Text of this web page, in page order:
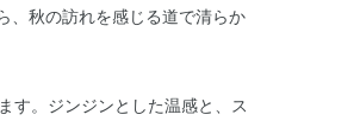
、秋の訪れを感じる道で清らか
す。ジンジンとした温感と、ス